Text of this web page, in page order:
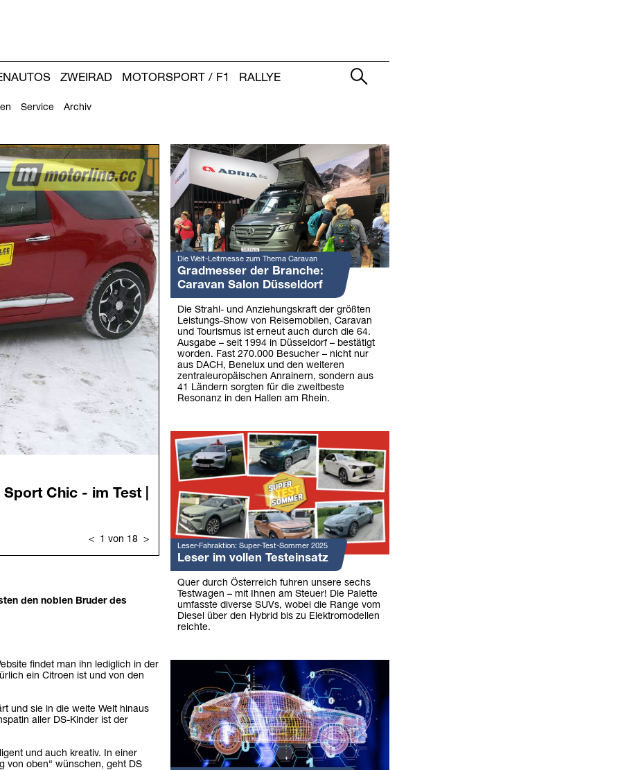
Service Archiv
ZWEIRAD MOTORSPORT / F1
RALLYE
den noblen Bruder des
findet man ihn lediglich in der
ein Citroen ist und von den
und sie in die weite Welt hinaus
aller DS-Kinder ist der
und auch kreativ. In einer
von oben“ wünschen, geht DS
Weitere
Artikel:
Die Welt-Leitmesse zum Thema Caravan
Gradmesser der Branche:
Caravan Salon Düsseldorf
Die Strahl- und Anziehungskraft der größten
Leistungs-Show von Reisemobilen, Caravan
und Tourismus ist erneut auch durch die 64.
Ausgabe – seit 1994 in Düsseldorf – bestätigt
worden. Fast 270.000 Besucher – nicht nur
aus DACH, Benelux und den weiteren
zentraleuropäischen Anrainern, sondern aus
41 Ländern sorgten für die zweitbeste
Resonanz in den Hallen am Rhein.
Leser-Fahraktion: Super-Test-Sommer 2025
Leser im vollen Testeinsatz
Quer durch Österreich fuhren unsere sechs
Testwagen – mit Ihnen am Steuer! Die Palette
umfasste diverse SUVs, wobei die Range vom
Diesel über den Hybrid bis zu Elektromodellen
reichte.